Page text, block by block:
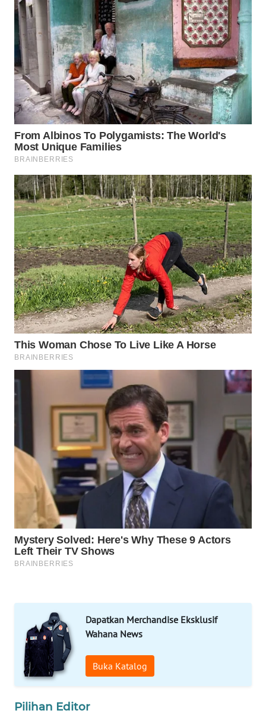
WAHANA
TV
WAHANANEWS
ID
WAHANANEWS
CO ID
WAHANANEWS
NET
WAHANA
SPORT
WAHANA
UMKM
WAHANA
SELEB
WAHANA
PERSONA
WAHANA
WAHANA
WAHANA
DESA
WISATA
LAPAK
WAHANA
Wahana
Network
LISTRIK
MASYARAKAT
KELISTRIKAN
WALINKI